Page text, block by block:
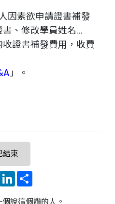
因素欲申請證書補發
、修改學員姓名…
證書補發費用，收費
」。
結束
Facebook
LinkedIn